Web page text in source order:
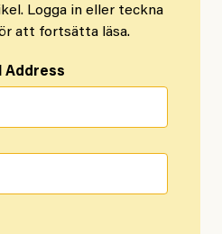
Logga in eller teckna
att fortsätta läsa.
Address